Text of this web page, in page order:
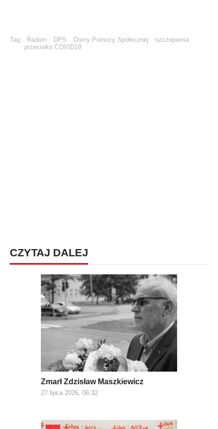
Tag: Radom DPS Domy Pomocy Społecznej
szczepienia
przeciwko COVID19
CZYTAJ DALEJ
Zmarł Zdzisław Maszkiewicz
27 lipca 2026, 06:32